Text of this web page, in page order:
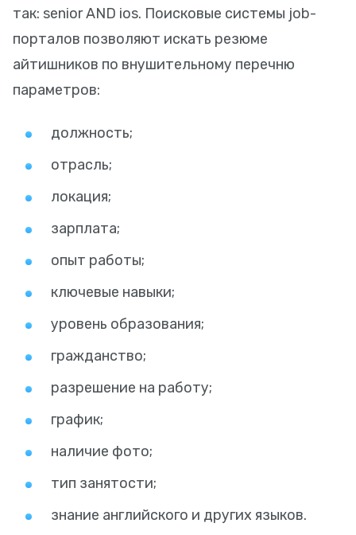
так: senior AND ios. Поисковые системы job-
порталов позволяют искать резюме
айтишников по внушительному перечню
параметров:
должность;
отрасль;
локация;
зарплата;
опыт работы;
ключевые навыки;
уровень образования;
гражданство;
разрешение на работу;
график;
наличие фото;
тип занятости;
знание английского и других языков.